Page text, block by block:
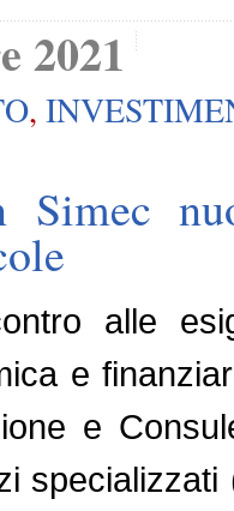
2021
,
Simec
alle
e
e